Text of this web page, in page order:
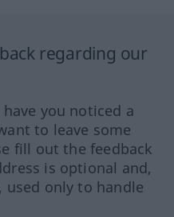
regarding our
you noticed a
to leave some
fill out the feedback
is optional and,
used only to handle